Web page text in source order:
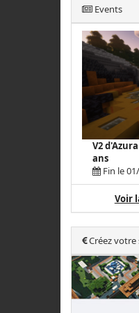
Events
V2
ans
Fin le
Voir
Créez votre